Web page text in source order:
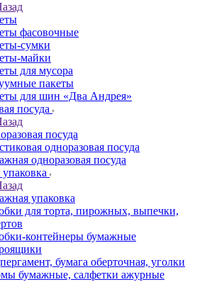
фасовочные
сумки
майки
для мусора
пакеты
для шин «Два Андрея»
посуда
посуда
одноразовая посуда
одноразовая посуда
упаковка
для торта, пирожных, выпечки,
контейнеры бумажные
бумага оберточная, уголки
бумажные, салфетки ажурные